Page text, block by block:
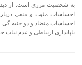
به شخصیت مرزی است. از دید
احساسات مثبت و منفی
احساسات متضاد و دو جنبه گی
ناپایداری ارتباطی و عدم